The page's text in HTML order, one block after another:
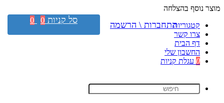
מוצר נוסף בהצלחה
קטגוריות
צרו קשר
דף הבית
החשבון שלי
0 עגלת קניות
התחברות \ הרשמה סל קניות 0
0